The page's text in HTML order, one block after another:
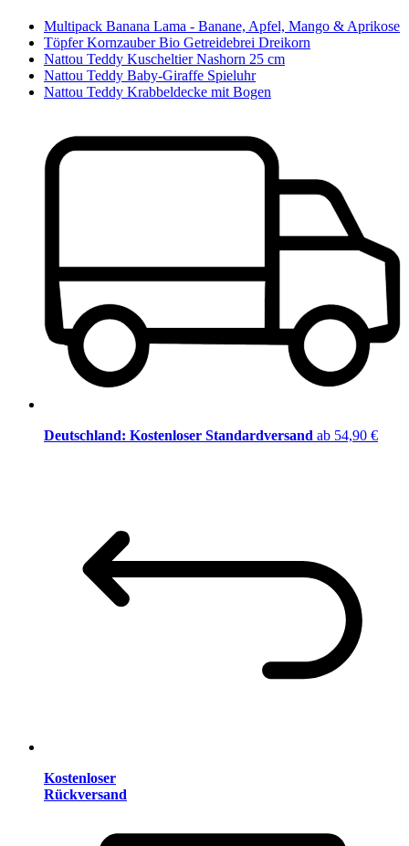
Multipack Banana Lama - Banane, Apfel, Mango & Aprikose
Töpfer Kornzauber Bio Getreidebrei Dreikorn
Nattou Teddy Kuscheltier Nashorn 25 cm
Nattou Teddy Baby-Giraffe Spieluhr
Nattou Teddy Krabbeldecke mit Bogen
Deutschland: Kostenloser Standardversand ab 54,90 €
Kostenloser
Rückversand